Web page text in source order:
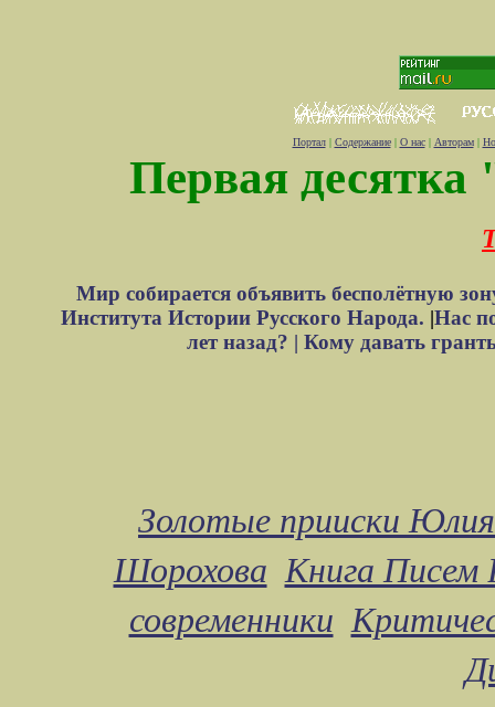
Портал| Содержание| О нас| Авторам|
Первая десятка
Мир собирается объявить бесполётную
Института Истории Русского Народа. |Нас
лет назад? | Кому давать
Золотые прииски
Шорохова Книга Писем
современники